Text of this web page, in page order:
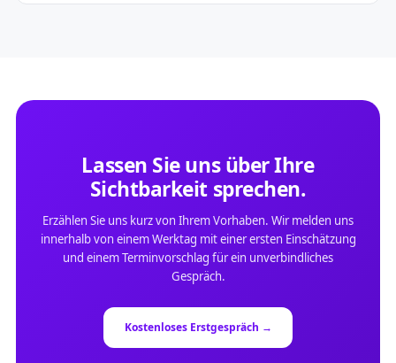
Lassen Sie uns über Ihre
Sichtbarkeit sprechen.
Erzählen Sie uns kurz von Ihrem Vorhaben. Wir melden uns
innerhalb von einem Werktag mit einer ersten Einschätzung
und einem Terminvorschlag für ein unverbindliches
Gespräch.
Kostenloses Erstgespräch →